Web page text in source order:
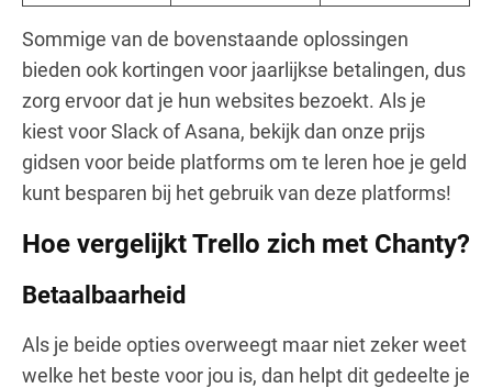
Sommige van de bovenstaande oplossingen
bieden ook kortingen voor jaarlijkse betalingen, dus
zorg ervoor dat je hun websites bezoekt. Als je
kiest voor Slack of Asana, bekijk dan onze prijs
gidsen voor beide platforms om te leren hoe je geld
kunt besparen bij het gebruik van deze platforms!
Hoe vergelijkt Trello zich met Chanty?
Betaalbaarheid
Als je beide opties overweegt maar niet zeker weet
welke het beste voor jou is, dan helpt dit gedeelte je